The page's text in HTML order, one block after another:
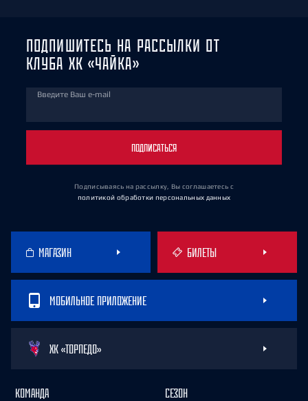
ПОДПИШИТЕСЬ НА РАССЫЛКИ ОТ
КЛУБА ХК «ЧАЙКА»
Введите Ваш e-mail
ПОДПИСАТЬСЯ
Подписываясь на рассылку, Вы соглашаетесь с
политикой обработки персональных данных
МАГАЗИН БИЛЕТЫ
МОБИЛЬНОЕ ПРИЛОЖЕНИЕ
ХК «ТОРПЕДО»
КОМАНДА СЕЗОН